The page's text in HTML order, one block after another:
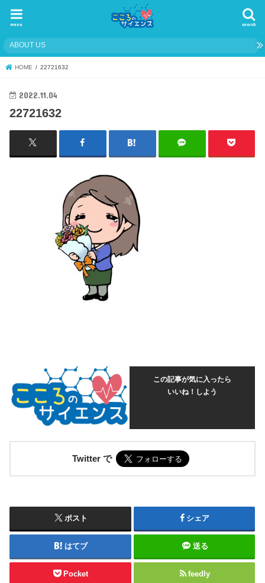
search
menu
ABOUT US
HOME 22721632
2022.11.04
22721632
この記事が気に入ったら
いいね！しよう
Twitter で
ポスト シェア
はてブ 送る
Pocket feedly